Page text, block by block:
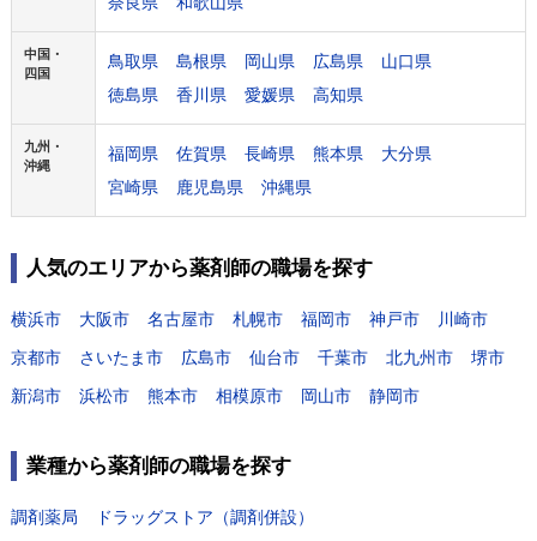
中国・
四国
鳥取県 島根県 岡山県 広島県
山口県
徳島県
香川県 愛媛県 高知県
九州・
沖縄
福岡県 佐賀県 長崎県 熊本県
大分県
宮崎県
鹿児島県 沖縄県
人気のエリアから薬剤師の職場を探す
横浜市 大阪市 名古屋市 札幌市 福岡市 神戸市
川崎市
京都市
さいたま市 広島市 仙台市 千葉市 北九州市
堺市
新潟市
浜松市 熊本市 相模原市 岡山市 静岡市
業種から薬剤師の職場を探す
調剤薬局 ドラッグストア（調剤併設）